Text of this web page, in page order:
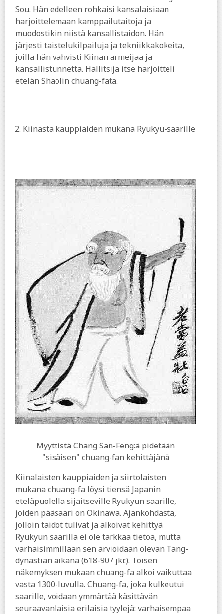
Sou. Hän edelleen rohkaisi kansalaisiaan
harjoittelemaan kamppailutaitoja ja
muodostikin niistä kansallistaidon. Hän
järjesti taistelukilpailuja ja tekniikkakokeita,
joilla hän vahvisti Kiinan armeijaa ja
kansallistunnetta. Hallitsija itse harjoitteli
etelän Shaolin chuang-fata.
2. Kiinasta kauppiaiden mukana Ryukyu-saarille
Myyttistä Chang San-Feng:ä pidetään
"sisäisen" chuang-fan kehittäjänä
Kiinalaisten kauppiaiden ja siirtolaisten
mukana chuang-fa löysi tiensä Japanin
eteläpuolella sijaitseville Ryukyun saarille,
joiden pääsaari on Okinawa. Ajankohdasta,
jolloin taidot tulivat ja alkoivat kehittyä
Ryukyun saarilla ei ole tarkkaa tietoa, mutta
varhaisimmillaan sen arvioidaan olevan Tang-
dynastian aikana (618-907 jkr.). Toisen
näkemyksen mukaan chuang-fa alkoi vaikuttaa
vasta 1300-luvulla. Chuang-fa, joka kulkeutui
saarille, voidaan ymmärtää käsittävän
seuraavanlaisia erilaisia tyylejä: varhaisempaa